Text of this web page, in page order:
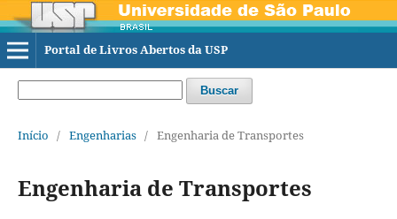
Portal de Livros Abertos da USP
Buscar
Início / Engenharias / Engenharia de Transportes
Engenharia de Transportes